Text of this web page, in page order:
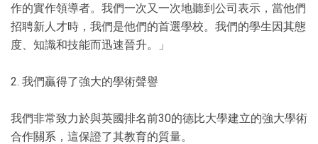
作的實作領導者。我們一次又一次地聽到公司表示，當他們
招聘新人才時，我們是他們的首選學校。我們的學生因其態
度、知識和技能而迅速晉升。」
2. 我們贏得了強大的學術聲譽
我們非常致力於與英國排名前30的德比大學建立的強大學術
合作關系，這保證了其教育的質量。